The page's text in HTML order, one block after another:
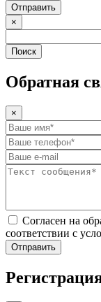
Отправить
×
Поиск
Обратная
×
Согласен на
соответствии с
Отправить